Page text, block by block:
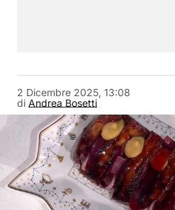
di Andrea Bosetti
2 Dicembre 2025, 13:08